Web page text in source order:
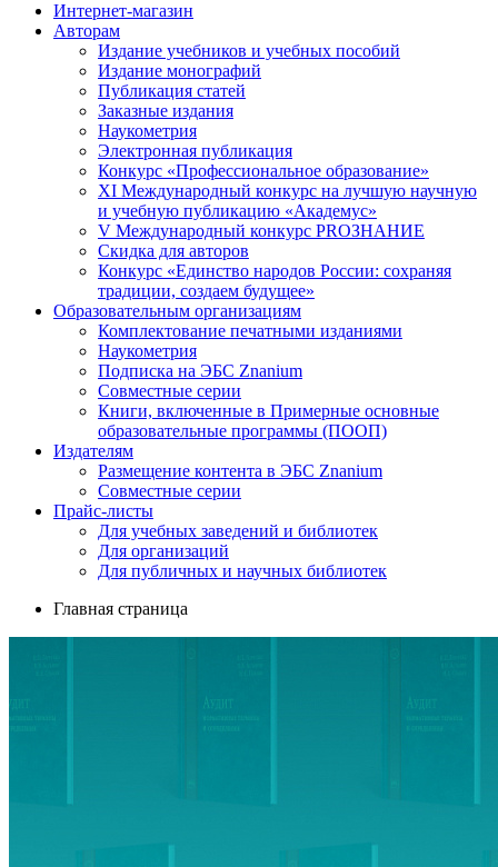
Интернет-магазин
Авторам
Издание учебников и учебных пособий
Издание монографий
Публикация статей
Заказные издания
Наукометрия
Электронная публикация
Конкурс «Профессиональное образование»
XI Международный конкурс на лучшую научную
и учебную публикацию «Академус»
V Международный конкурс PROЗНАНИЕ
Скидка для авторов
Конкурс «Единство народов России: сохраняя
традиции, создаем будущее»
Образовательным организациям
Комплектование печатными изданиями
Наукометрия
Подписка на ЭБС Znanium
Совместные серии
Книги, включенные в Примерные основные
образовательные программы (ПООП)
Издателям
Размещение контента в ЭБС Znanium
Совместные серии
Прайс-листы
Для учебных заведений и библиотек
Для организаций
Для публичных и научных библиотек
Главная страница